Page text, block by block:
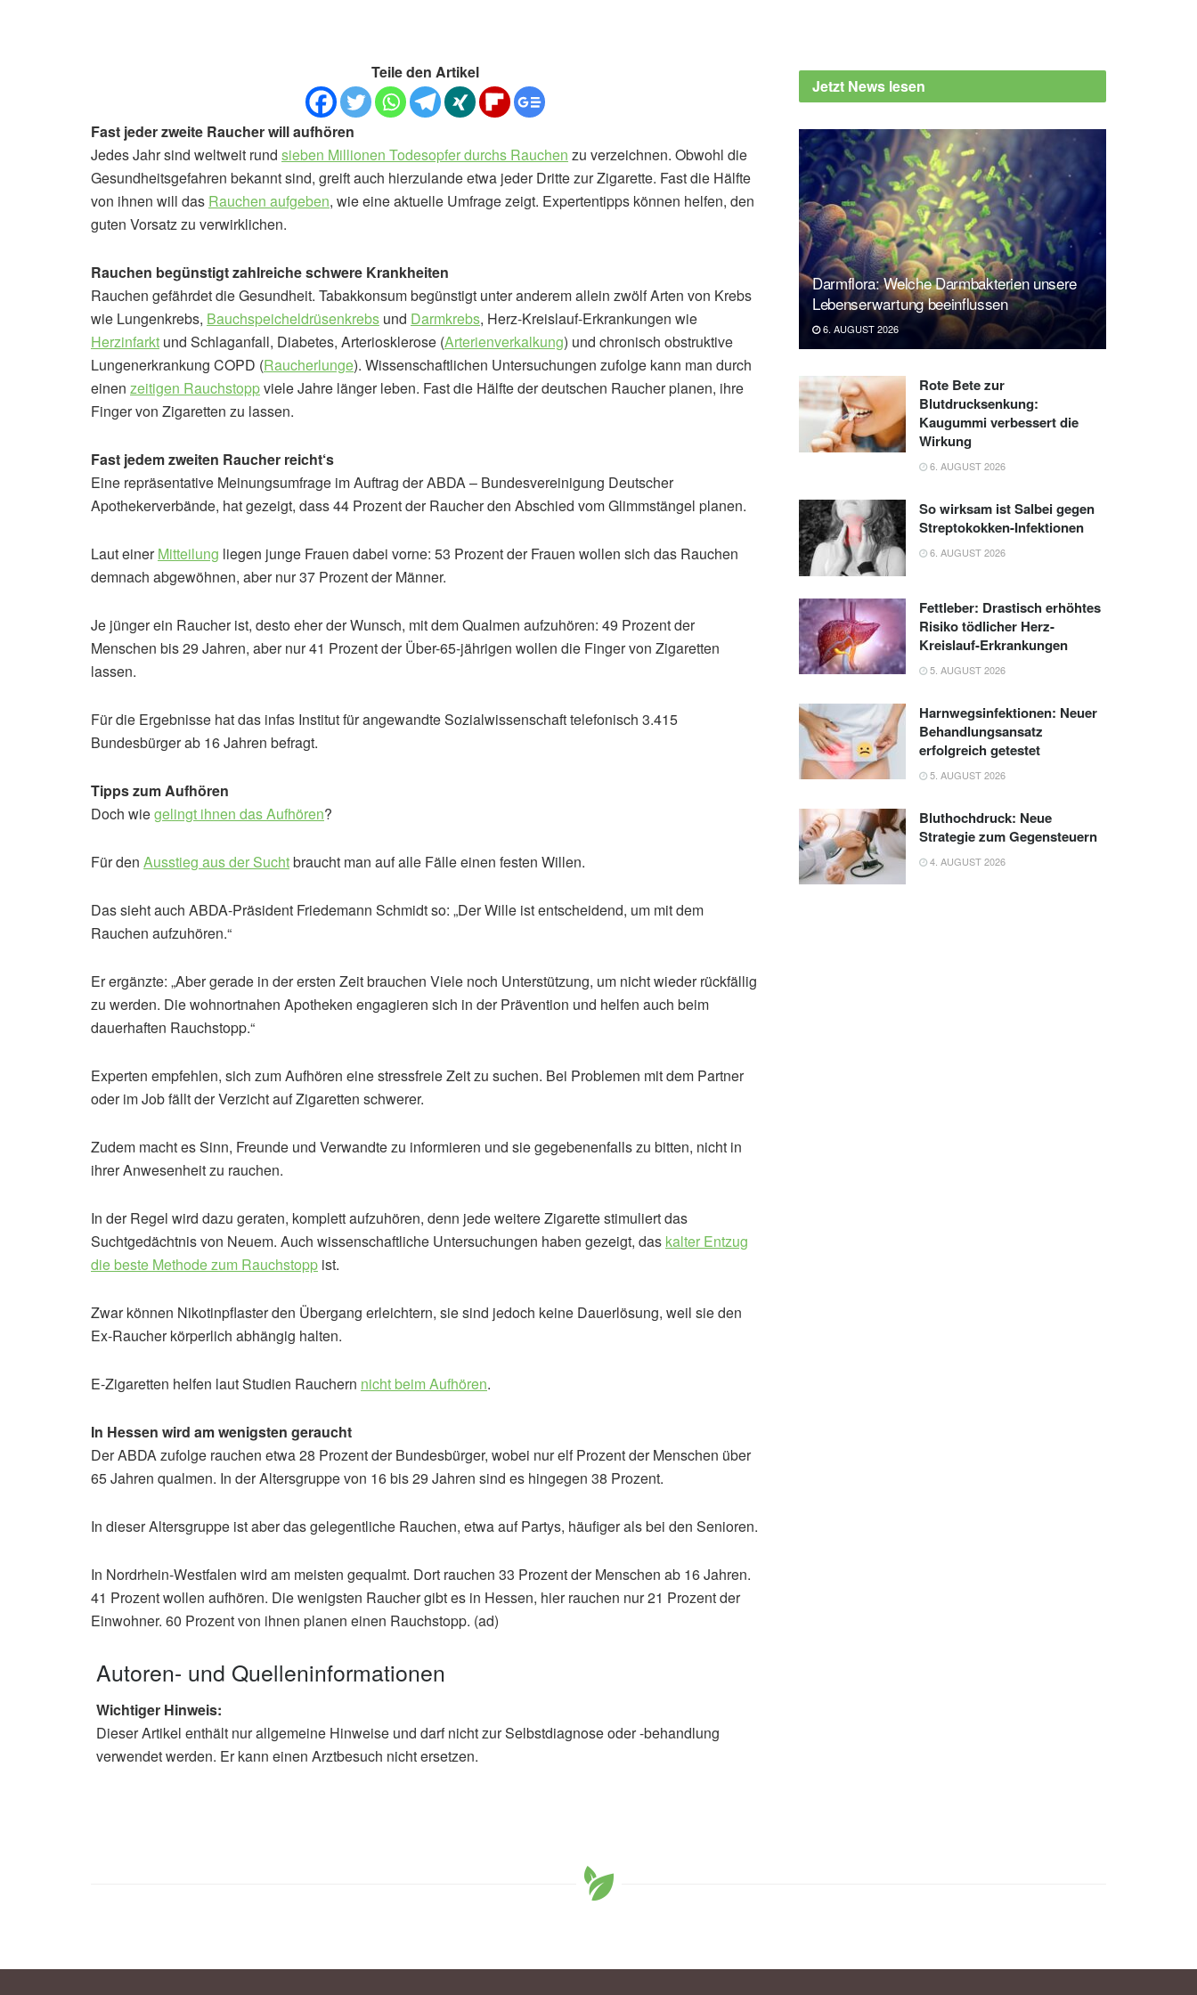
Teile den Artikel
Fast jeder zweite Raucher will aufhören
Jedes Jahr sind weltweit rund sieben Millionen Todesopfer durchs Rauchen zu verzeichnen. Obwohl die
Gesundheitsgefahren bekannt sind, greift auch hierzulande etwa jeder Dritte zur Zigarette. Fast die Hälfte
von ihnen will das Rauchen aufgeben, wie eine aktuelle Umfrage zeigt. Expertentipps können helfen, den
guten Vorsatz zu verwirklichen.
Rauchen begünstigt zahlreiche schwere Krankheiten
Rauchen gefährdet die Gesundheit. Tabakkonsum begünstigt unter anderem allein zwölf Arten von Krebs
wie Lungenkrebs, Bauchspeicheldrüsenkrebs und Darmkrebs, Herz-Kreislauf-Erkrankungen wie
Herzinfarkt und Schlaganfall, Diabetes, Arteriosklerose (Arterienverkalkung) und chronisch obstruktive
Lungenerkrankung COPD (Raucherlunge). Wissenschaftlichen Untersuchungen zufolge kann man durch
einen zeitigen Rauchstoppviele Jahre länger leben. Fast die Hälfte der deutschen Raucher planen, ihre
Finger von Zigaretten zu lassen.
Fast jedem zweiten Raucher reicht‘s
Eine repräsentative Meinungsumfrage im Auftrag der ABDA – Bundesvereinigung Deutscher
Apothekerverbände, hat gezeigt, dass 44 Prozent der Raucher den Abschied vom Glimmstängel planen.
Laut einerMitteilung liegen junge Frauen dabei vorne: 53 Prozent der Frauen wollen sich das Rauchen
demnach abgewöhnen, aber nur 37 Prozent der Männer.
Je jünger ein Raucher ist, desto eher der Wunsch, mit dem Qualmen aufzuhören: 49 Prozent der
Menschen bis 29 Jahren, aber nur 41 Prozent der Über-65-jährigen wollen die Finger von Zigaretten
lassen.
Für die Ergebnisse hat das infas Institut für angewandte Sozialwissenschaft telefonisch 3.415
Bundesbürger ab 16 Jahren befragt.
Tipps zum Aufhören
Doch wiegelingt ihnen das Aufhören?
Für den Ausstieg aus der Suchtbraucht man auf alle Fälle einen festen Willen.
Das sieht auch ABDA-Präsident Friedemann Schmidt so: „Der Wille ist entscheidend, um mit dem
Rauchen aufzuhören.“
Er ergänzte: „Aber gerade in der ersten Zeit brauchen Viele noch Unterstützung, um nicht wieder rückfällig
zu werden. Die wohnortnahen Apotheken engagieren sich in der Prävention und helfen auch beim
dauerhaften Rauchstopp.“
Experten empfehlen, sich zum Aufhören eine stressfreie Zeit zu suchen. Bei Problemen mit dem Partner
oder im Job fällt der Verzicht auf Zigaretten schwerer.
Zudem macht es Sinn, Freunde und Verwandte zu informieren und sie gegebenenfalls zu bitten, nicht in
ihrer Anwesenheit zu rauchen.
In der Regel wird dazu geraten, komplett aufzuhören, denn jede weitere Zigarette stimuliert das
Suchtgedächtnis von Neuem. Auch wissenschaftliche Untersuchungen haben gezeigt, das kalter Entzug
die beste Methode zum Rauchstopp ist.
Zwar können Nikotinpflaster den Übergang erleichtern, sie sind jedoch keine Dauerlösung, weil sie den
Ex-Raucher körperlich abhängig halten.
E-Zigaretten helfen laut Studien Rauchern nicht beim Aufhören.
In Hessen wird am wenigsten geraucht
Der ABDA zufolge rauchen etwa 28 Prozent der Bundesbürger, wobei nur elf Prozent der Menschen über
65 Jahren qualmen. In der Altersgruppe von 16 bis 29 Jahren sind es hingegen 38 Prozent.
In dieser Altersgruppe ist aber das gelegentliche Rauchen, etwa auf Partys, häufiger als bei den Senioren.
In Nordrhein-Westfalen wird am meisten gequalmt. Dort rauchen 33 Prozent der Menschen ab 16 Jahren.
41 Prozent wollen aufhören. Die wenigsten Raucher gibt es in Hessen, hier rauchen nur 21 Prozent der
Einwohner. 60 Prozent von ihnen planen einen Rauchstopp. (ad)
Autoren- und Quelleninformationen
Wichtiger Hinweis:
Dieser Artikel enthält nur allgemeine Hinweise und darf nicht zur Selbstdiagnose oder -behandlung
verwendet werden. Er kann einen Arztbesuch nicht ersetzen.
Jetzt News lesen
Darmflora: Welche Darmbakterien unsere
Lebenserwartung beeinflussen
6. AUGUST 2026
Rote Bete zur
Blutdrucksenkung:
Kaugummi verbessert die
Wirkung
6. AUGUST 2026
So wirksam ist Salbei gegen
Streptokokken-Infektionen
6. AUGUST 2026
Fettleber: Drastisch erhöhtes
Risiko tödlicher Herz-
Kreislauf-Erkrankungen
5. AUGUST 2026
Harnwegsinfektionen: Neuer
Behandlungsansatz
erfolgreich getestet
5. AUGUST 2026
Bluthochdruck: Neue
Strategie zum Gegensteuern
4. AUGUST 2026